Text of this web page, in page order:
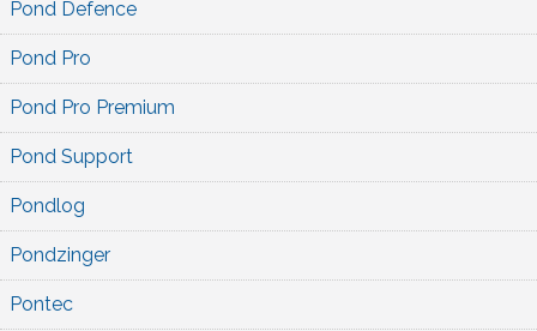
Pond Defence
Pond Pro
Pond Pro Premium
Pond Support
Pondlog
Pondzinger
Pontec